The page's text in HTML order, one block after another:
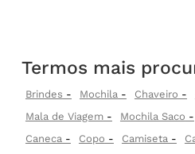
Termos mais
Brindes Mochila Chaveiro
Mala de Viagem
Mochila Saco
Caneca
Copo Camiseta